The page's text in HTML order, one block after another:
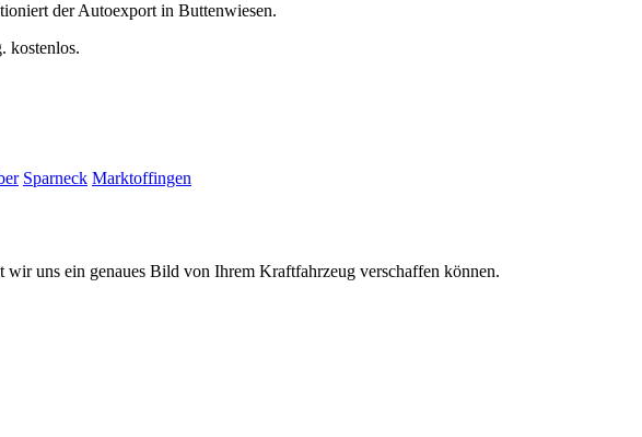
der Autoexport in Buttenwiesen.
kostenlos.
Sparneck Marktoffingen
uns ein genaues Bild von Ihrem Kraftfahrzeug verschaffen können.